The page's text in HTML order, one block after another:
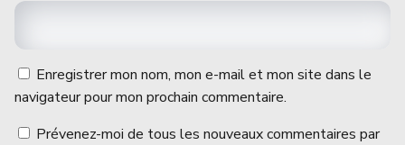
Enregistrer mon nom, mon e-mail et mon site dans le
navigateur pour mon prochain commentaire.
Prévenez-moi de tous les nouveaux commentaires par